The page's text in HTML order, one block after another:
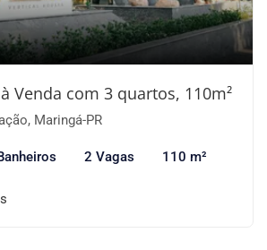
Venda com 3 quartos, 110m²
Maringá-PR
2 Vagas 110 m²